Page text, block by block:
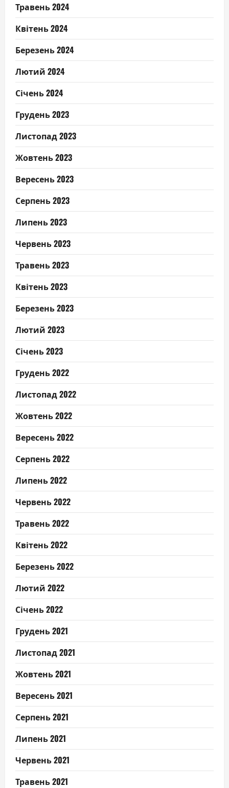
Травень 2024
Квітень 2024
Березень 2024
Лютий 2024
Січень 2024
Грудень 2023
Листопад 2023
Жовтень 2023
Вересень 2023
Серпень 2023
Липень 2023
Червень 2023
Травень 2023
Квітень 2023
Березень 2023
Лютий 2023
Січень 2023
Грудень 2022
Листопад 2022
Жовтень 2022
Вересень 2022
Серпень 2022
Липень 2022
Червень 2022
Травень 2022
Квітень 2022
Березень 2022
Лютий 2022
Січень 2022
Грудень 2021
Листопад 2021
Жовтень 2021
Вересень 2021
Серпень 2021
Липень 2021
Червень 2021
Травень 2021